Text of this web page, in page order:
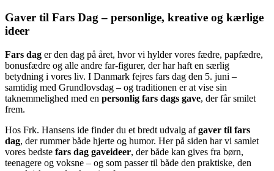
Gaver til Fars Dag – personlige, kreative og kærlige
ideer
Fars dag er den dag på året, hvor vi hylder vores fædre, papfædre,
bonusfædre og alle andre far-figurer, der har haft en særlig
betydning i vores liv. I Danmark fejres fars dag den 5. juni –
samtidig med Grundlovsdag – og traditionen er at vise sin
taknemmelighed med en personlig fars dags gave, der får smilet
frem.
Hos Frk. Hansens ide finder du et bredt udvalg afgaver til fars
dag, der rummer både hjerte og humor. Her på siden har vi samlet
vores bedste fars dag gaveideer, der både kan gives fra børn,
teenagere og voksne – og som passer til både den praktiske, den